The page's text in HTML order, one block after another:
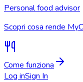
Personal food advisor
Scopri cosa rende
Come funziona
Log inSign In